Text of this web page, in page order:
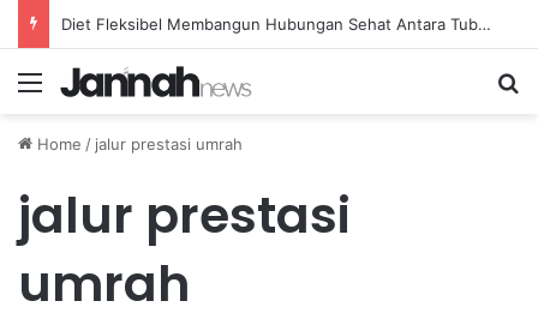
Diet Fleksibel Membangun Hubungan Sehat Antara Tubuh dan Makanan Sehari-hari
Menu
Home / jalur prestasi umrah
jalur prestasi
umrah